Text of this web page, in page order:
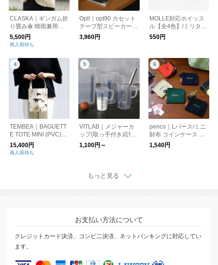
CLASKA｜ギンガム折
り畳み傘 晴雨兼用
（遮光）
5,500円
再入荷待ち
Opt!｜opt90 カセット
テープ型スピーカー/B
luetooth
3,960円
MOLLE対応ホイッス
ル【全4色】/ミリタリ
ー 笛 防災
550円
TEMBEA｜BAGUETT
E TOTE MINI (PVC)
DOG-1/トートバッグ
犬
15,400円
再入荷待ち
VITLAB｜メジャーカ
ップ(取っ手付き)/計量
カップ ドイツ製
1,100円～
penco｜Lパース/ミニ
財布 コインケース カ
ードケース
1,540円
もっと見る
お支払い方法について
クレジットカード決済、コンビ二決済、ネットバンキングに対応してい
ます。